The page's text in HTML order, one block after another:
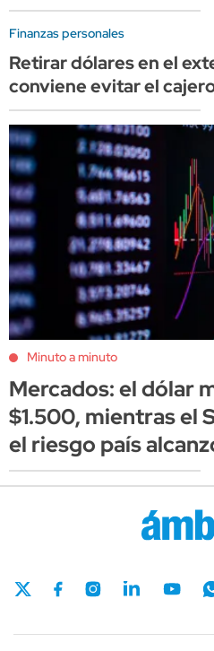
Finanzas personales
Retirar dólares en el
conviene evitar el
Minuto a minuto
Mercados: el dólar
$1.500, mientras el
el riesgo país